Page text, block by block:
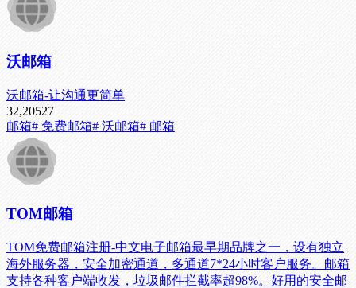
沃邮箱
沃邮箱-让沟通更简单
32,20527
邮箱# 免费邮箱# 沃邮箱# 邮箱
TOM邮箱
TOM免费邮箱注册-中文电子邮箱最早期品牌之一，设有独立
海外服务器，安全加密通道，多通道7*24小时客户服务。邮箱
支持各种客户端收发，垃圾邮件拦截率超98%。好用的安全邮